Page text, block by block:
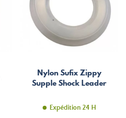
Nylon Sufix Zippy
Supple Shock Leader
Expédition 24 H